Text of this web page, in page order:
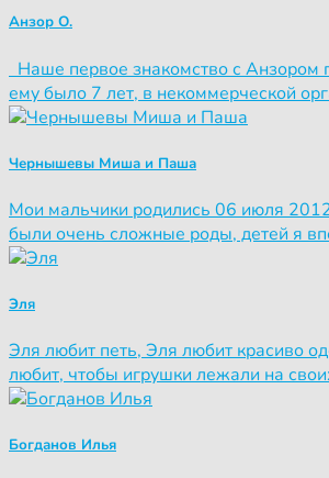
Анзор О.
Наше первое знакомство с Анзором
ему было 7 лет, в некоммерческой
Чернышевы Миша и Паша
Мои мальчики родились 06 июля
были очень сложные роды, детей я
Эля
Эля любит петь, Эля любит красиво
любит, чтобы игрушки лежали на
Богданов Илья